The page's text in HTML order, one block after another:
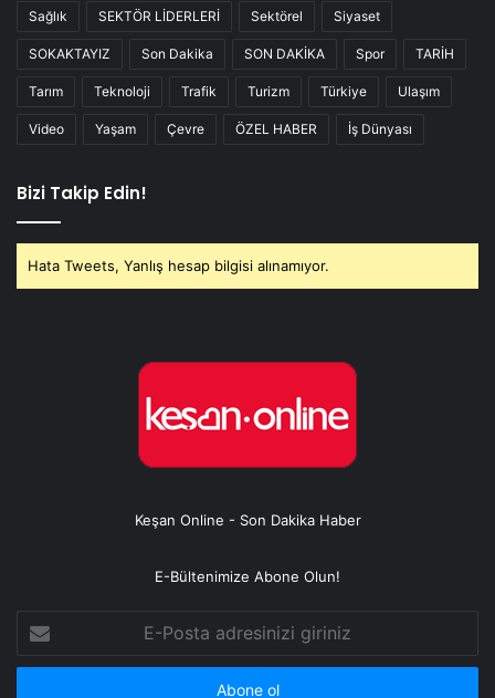
Sağlık SEKTÖR LİDERLERİ Sektörel Siyaset
SOKAKTAYIZ Son Dakika SON DAKİKA Spor TARİH
Tarım Teknoloji Trafik Turizm Türkiye Ulaşım
Video Yaşam Çevre ÖZEL HABER İş Dünyası
Bizi Takip Edin!
Hata Tweets, Yanlış hesap bilgisi alınamıyor.
Keşan Online - Son Dakika Haber
E-Bültenimize Abone Olun!
Posta
adresinizi